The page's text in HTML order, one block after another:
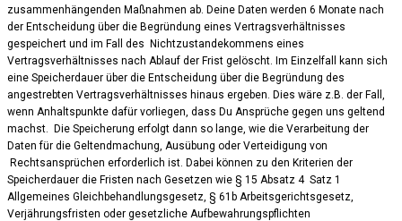
zusammenhängenden Maßnahmen ab. Deine Daten werden 6 Monate nach
der Entscheidung über die Begründung eines Vertragsverhältnisses
gespeichert und im Fall des Nichtzustandekommens eines
Vertragsverhältnisses nach Ablauf der Frist gelöscht. Im Einzelfall kann sich
eine Speicherdauer über die Entscheidung über die Begründung des
angestrebten Vertragsverhältnisses hinaus ergeben. Dies wäre z.B. der Fall,
wenn Anhaltspunkte dafür vorliegen, dass Du Ansprüche gegen uns geltend
machst. Die Speicherung erfolgt dann so lange, wie die Verarbeitung der
Daten für die Geltendmachung, Ausübung oder Verteidigung von
Rechtsansprüchen erforderlich ist. Dabei können zu den Kriterien der
Speicherdauer die Fristen nach Gesetzen wie § 15 Absatz 4 Satz 1
Allgemeines Gleichbehandlungsgesetz, § 61b Arbeitsgerichtsgesetz,
Verjährungsfristen oder gesetzliche Aufbewahrungspflichten